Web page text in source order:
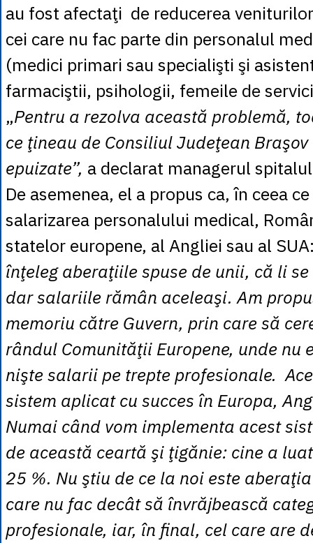
au fost afectaţi de reducerea
cei care nu fac parte din personalul
(medici primari sau specialişti şi
farmaciştii, psihologii, femeile de
„Pentru a rezolva această problemă,
ce ţineau de Consiliul Judeţean
epuizate”, a declarat managerul
De asemenea, el a propus ca, în ceea
salarizarea personalului medical,
statelor europene, al Angliei sau al
înţeleg aberaţiile spuse de unii, că li
dar salariile rămân aceleaşi. Am
memoriu către Guvern, prin care să
rândul Comunităţii Europene, unde nu
nişte salarii pe trepte profesionale.
sistem aplicat cu succes în Europa,
Numai când vom implementa acest
de această ceartă şi ţigănie: cine a
25 %. Nu ştiu de ce la noi este
care nu fac decât să învrăjbească
profesionale, iar, în final, cel care are